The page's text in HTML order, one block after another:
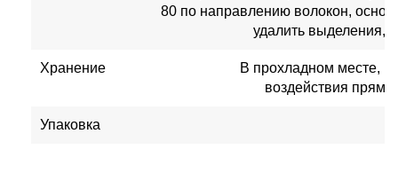
80 по направлению волокон,
удалить выделения,
Хранение
В прохладном месте,
воздействия
Упаковка